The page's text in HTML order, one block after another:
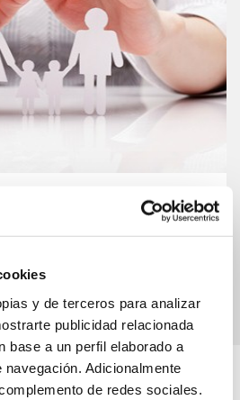
y de terceros para analizar
publicidad relacionada
base a un perfil elaborado a
Adicionalmente
de redes sociales.
We have a series of
more...